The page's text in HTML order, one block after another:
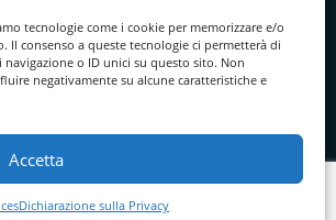
tecnologie come i cookie per memorizzare e/o
Il consenso a queste tecnologie ci permetterà di
o ID unici su questo sito. Non
negativamente su alcune caratteristiche e
Accetta
Dichiarazione sulla Privacy
Cookie Policy